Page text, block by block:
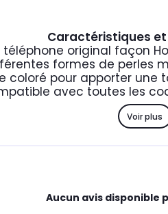
Caractéristiques
téléphone original façon
formes de perles
coloré pour apporter une
avec toutes les
Voir plus
Aucun avis disponible